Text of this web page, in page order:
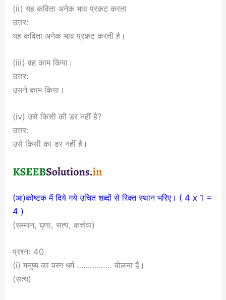
(ii) यह कविता अनेक भाव प्रकट करता
उत्तर:
यह कविता अनेक भाव प्रकट करती है।
(iii) वह काम किया।
उत्तर:
उसने काम किया।
(iv) उसे किसी की डर नहीं है?
उत्तर:
उसे किसी का डर नहीं है।
(आ)कोष्टक में दिये गये उचित शब्दों से रिक्त स्थान भरिए। ( 4 x 1 =
4 )
(सम्मान, घृणा, सत्य, कर्त्तव्य)
प्रश्नः 40.
(i) मनुष्य का परम धर्म ……………. बोलना है।
(सत्य)